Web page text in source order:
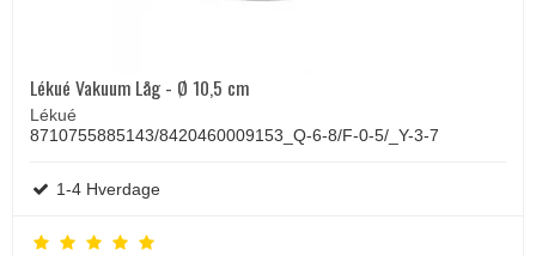
Lékué Vakuum Låg - Ø 10,5 cm
Lékué
8710755885143/8420460009153_Q-6-8/F-0-5/_Y-3-7
1-4 Hverdage